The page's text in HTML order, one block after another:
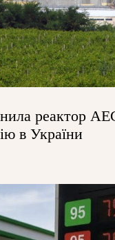
реактор
в України